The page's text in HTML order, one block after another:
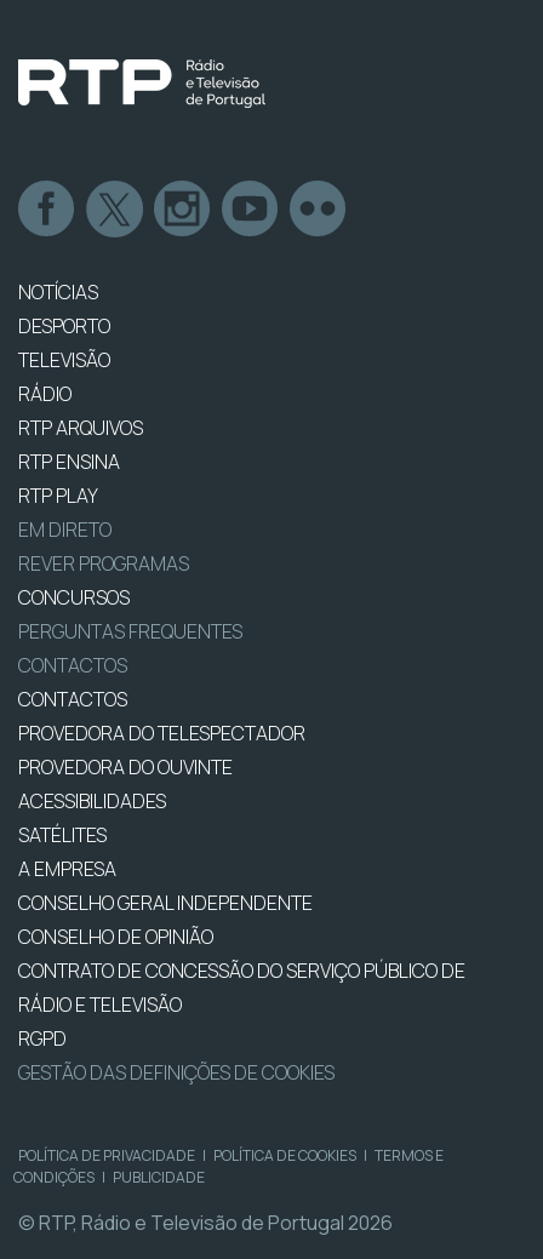
NOTÍCIAS
DESPORTO
TELEVISÃO
RÁDIO
RTP ARQUIVOS
RTP ENSINA
RTP PLAY
EM DIRETO
REVER PROGRAMAS
CONCURSOS
PERGUNTAS FREQUENTES
CONTACTOS
CONTACTOS
PROVEDORA DO TELESPECTADOR
PROVEDORA DO OUVINTE
ACESSIBILIDADES
SATÉLITES
A EMPRESA
CONSELHO GERAL INDEPENDENTE
CONSELHO DE OPINIÃO
CONTRATO DE CONCESSÃO DO SERVIÇO PÚBLICO DE
RÁDIO E TELEVISÃO
RGPD
GESTÃO DAS DEFINIÇÕES DE COOKIES
POLÍTICA DE PRIVACIDADE | POLÍTICA DE COOKIES | TERMOS E
CONDIÇÕES | PUBLICIDADE
© RTP, Rádio e Televisão de Portugal 2026